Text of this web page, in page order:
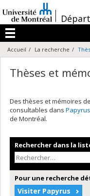
au
contenu
/
Menu
Accueil La recherche
Thèses et
Des thèses et mémoires
consultables dans Papyrus
de Montréal.
Rechercher dans la
Pour une recherche
Visiter Papyrus